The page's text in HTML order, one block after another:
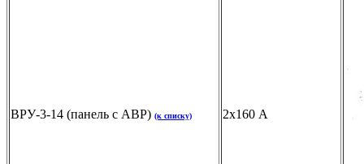
ВРУ-3-14 (панель с АВР) (к списку) 2x160 А